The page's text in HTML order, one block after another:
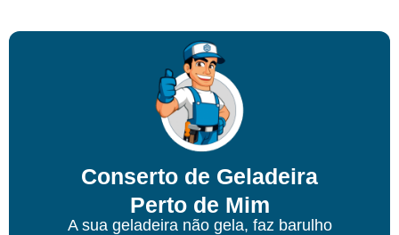
Conserto de Geladeira
Perto de Mim
A sua geladeira não gela, faz barulho